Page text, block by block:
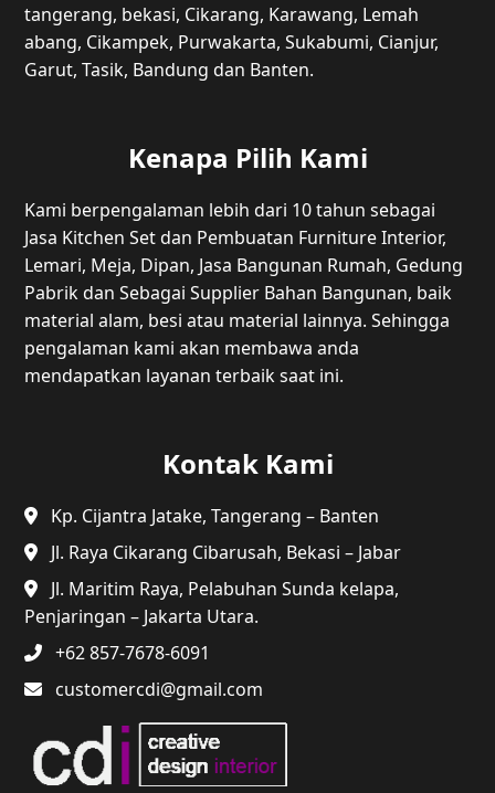
tangerang, bekasi, Cikarang, Karawang, Lemah
abang, Cikampek, Purwakarta, Sukabumi, Cianjur,
Garut, Tasik, Bandung dan Banten.
Kenapa Pilih Kami
Kami berpengalaman lebih dari 10 tahun sebagai
Jasa Kitchen Set dan Pembuatan Furniture Interior,
Lemari, Meja, Dipan, Jasa Bangunan Rumah, Gedung
Pabrik dan Sebagai Supplier Bahan Bangunan, baik
material alam, besi atau material lainnya. Sehingga
pengalaman kami akan membawa anda
mendapatkan layanan terbaik saat ini.
Kontak Kami
Kp. Cijantra Jatake, Tangerang – Banten
Jl. Raya Cikarang Cibarusah, Bekasi – Jabar
Jl. Maritim Raya, Pelabuhan Sunda kelapa,
Penjaringan – Jakarta Utara.
+62 857-7678-6091
customercdi@gmail.com